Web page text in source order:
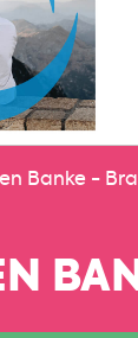
Banke -